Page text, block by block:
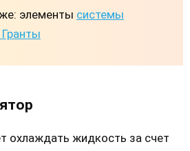
элементы системы
охлаждать жидкость за счет